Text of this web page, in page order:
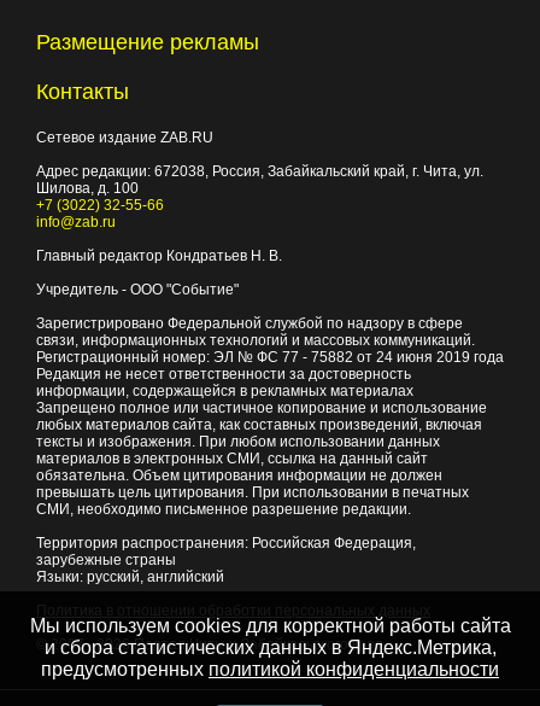
Размещение рекламы
Контакты
Сетевое издание ZAB.RU
Адрес редакции: 672038, Россия, Забайкальский край, г. Чита, ул.
Шилова, д. 100
+7 (3022) 32-55-66
info@zab.ru
Главный редактор Кондратьев Н. В.
Учредитель - ООО "Событие"
Зарегистрировано Федеральной службой по надзору в сфере
связи, информационных технологий и массовых коммуникаций.
Регистрационный номер: ЭЛ № ФС 77 - 75882 от 24 июня 2019 года
Редакция не несет ответственности за достоверность
информации, содержащейся в рекламных материалах
Запрещено полное или частичное копирование и использование
любых материалов сайта, как составных произведений, включая
тексты и изображения. При любом использовании данных
материалов в электронных СМИ, ссылка на данный сайт
обязательна. Объем цитирования информации не должен
превышать цель цитирования. При использовании в печатных
СМИ, необходимо письменное разрешение редакции.
Территория распространения: Российская Федерация,
зарубежные страны
Языки: русский, английский
© 2007 - 2026Портал Читы и Забайкальского края
Мы используем cookies для корректной работы сайта
и сбора статистических данных в Яндекс.Метрика,
предусмотренных политикой конфиденциальности